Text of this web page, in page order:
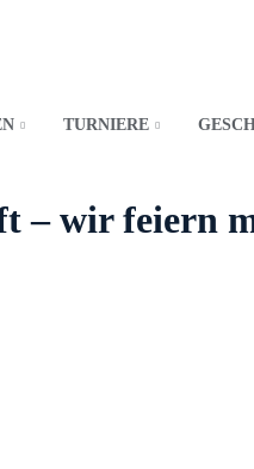
TURNIERE
– wir feiern